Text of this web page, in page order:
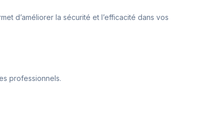
d’améliorer la sécurité et l’efficacité dans vos
professionnels.